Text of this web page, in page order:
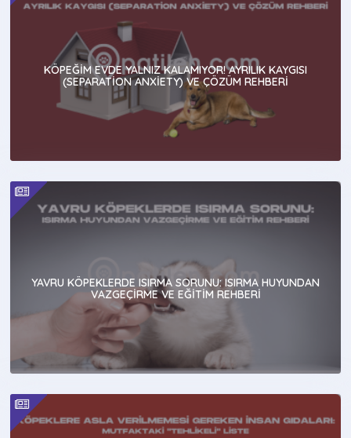
KÖPEĞIM EVDE YALNIZ KALAMIYOR! AYRILIK KAYGISI
(SEPARATION ANXIETY) VE ÇÖZÜM REHBERI
YAVRU KÖPEKLERDE ISIRMA SORUNU: ISIRMA HUYUNDAN
VAZGEÇIRME VE EĞITIM REHBERI